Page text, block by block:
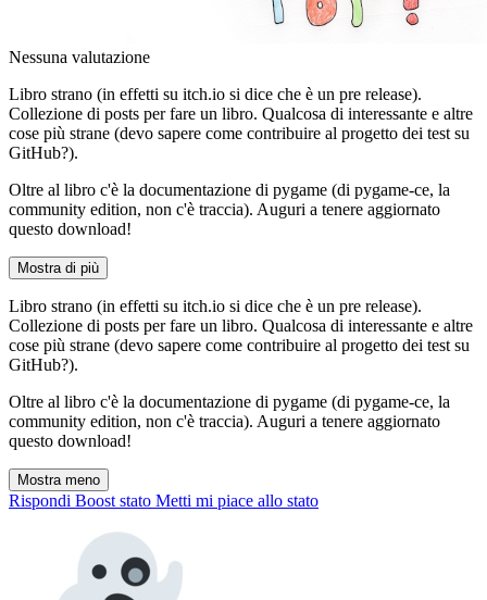
Nessuna valutazione
Libro strano (in effetti su itch.io si dice che è un pre release).
Collezione di posts per fare un libro. Qualcosa di interessante e altre
cose più strane (devo sapere come contribuire al progetto dei test su
GitHub?).
Oltre al libro c'è la documentazione di pygame (di pygame-ce, la
community edition, non c'è traccia). Auguri a tenere aggiornato
questo download!
Mostra di più
Libro strano (in effetti su itch.io si dice che è un pre release).
Collezione di posts per fare un libro. Qualcosa di interessante e altre
cose più strane (devo sapere come contribuire al progetto dei test su
GitHub?).
Oltre al libro c'è la documentazione di pygame (di pygame-ce, la
community edition, non c'è traccia). Auguri a tenere aggiornato
questo download!
Mostra meno
Rispondi Boost stato Metti mi piace allo stato